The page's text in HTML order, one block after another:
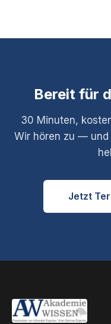
Bereit für
30 Minuten,
Wir hören zu —
Jetzt